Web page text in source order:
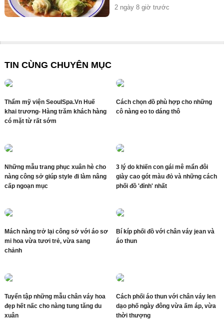
2 ngày 8 giờ trước
TIN CÙNG CHUYÊN MỤC
Thẩm mỹ viện SeoulSpa.Vn Huế
khai trương- Hàng trăm khách hàng
có mặt từ rất sớm
Cách chọn đồ phù hợp cho những
cô nàng eo to dáng thô
Những mẫu trang phục xuân hè cho
nàng công sở giúp style đi làm nâng
cấp ngoạn mục
3 lý do khiến con gái mê mẩn đôi
giày cao gót màu đỏ và những cách
phối đồ 'đỉnh' nhất
Mách nàng trở lại công sở với áo sơ
mi hoa vừa tươi trẻ, vừa sang
chảnh
Bí kíp phối đồ với chân váy jean và
áo thun
Tuyển tập những mẫu chân váy hoa
đẹp hết nấc cho nàng tung tăng du
xuân
Cách phối áo thun với chân váy len
dạo phố ngày đông vừa ấm áp, vừa
thời thượng